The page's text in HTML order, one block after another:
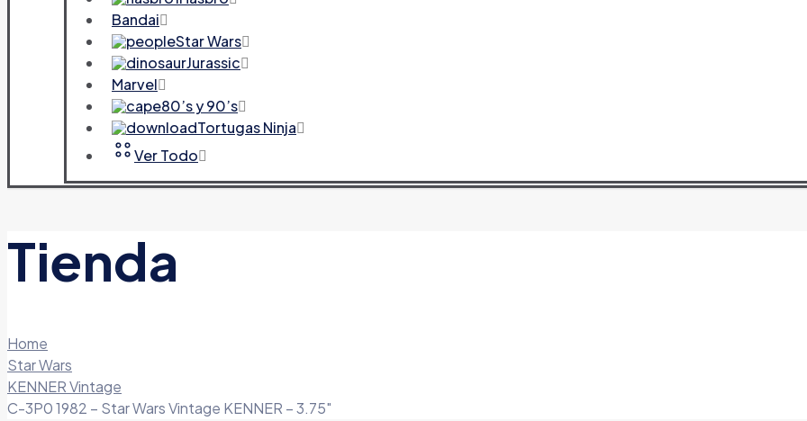
Bandai
Star Wars
Jurassic
Marvel
80’s y 90’s
Tortugas Ninja
Ver Todo
Tienda
Home
Star Wars
KENNER Vintage
C-3P0 1982 – Star Wars Vintage KENNER – 3.75″